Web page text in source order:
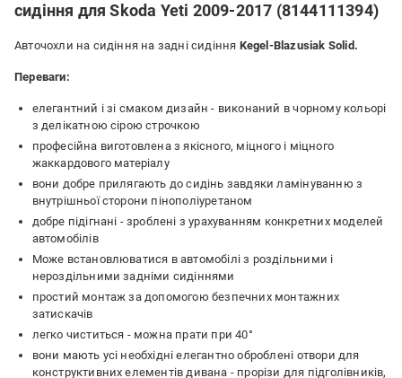
сидіння для Skoda Yeti 2009-2017 (8144111394)
Авточохли на сидіння на задні сидіння Kegel-Blazusiak Solid.
Переваги:
елегантний і зі смаком дизайн - виконаний в чорному кольорі
з делікатною сірою строчкою
професійна виготовлена ​​з якісного, міцного і міцного
жаккардового матеріалу
вони добре прилягають до сидінь завдяки ламінуванню з
внутрішньої сторони пінополіуретаном
добре підігнані - зроблені з урахуванням конкретних моделей
автомобілів
Може встановлюватися в автомобілі з роздільними і
нероздільними задніми сидіннями
простий монтаж за допомогою безпечних монтажних
затискачів
легко чиститься - можна прати при 40°
вони мають усі необхідні елегантно оброблені отвори для
конструктивних елементів дивана - прорізи для підголівників,